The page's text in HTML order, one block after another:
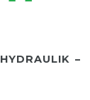
HYDRAULIK